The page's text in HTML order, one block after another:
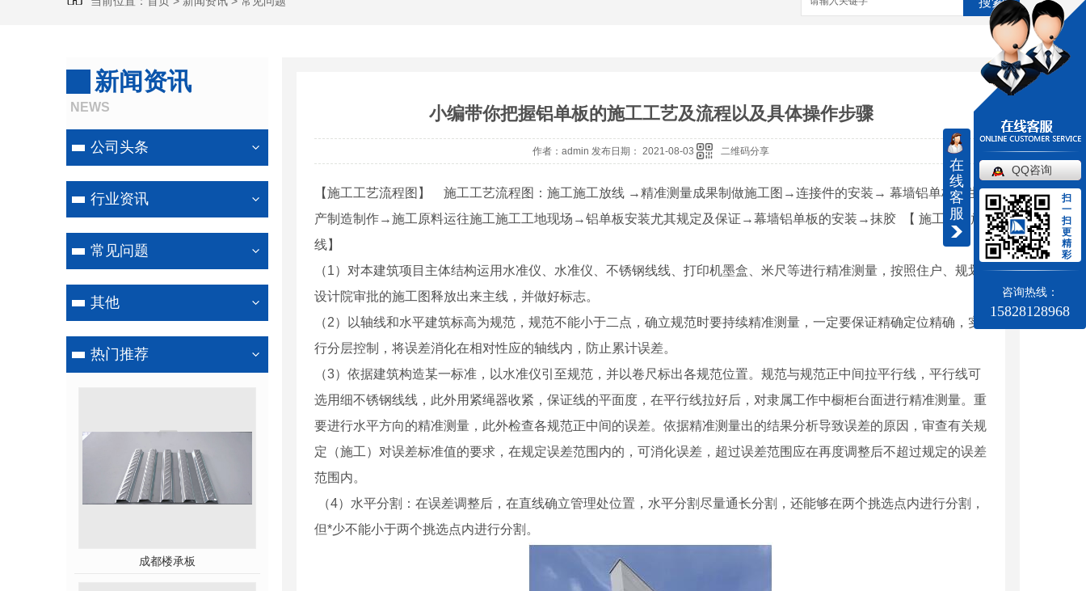
新闻资讯
NEWS
公司头条
行业资讯
常见问题
其他
热门推荐
成都楼承板
小编带你把握铝单板的施工工艺及流程以及具体操作步骤
作者：admin 发布日期： 2021-08-03 二维码分享
【施工工艺流程图】 施工工艺流程图：施工施工放线 →精准测量成果制做施工图→连接件的安装→ 幕墙铝单板的生
产制造制作→施工原料运往施工施工工地现场→铝单板安装尤其规定及保证→幕墙铝单板的安装→抹胶 【 施工施工放
线】
（1）对本建筑项目主体结构运用水准仪、水准仪、不锈钢线线、打印机墨盒、米尺等进行精准测量，按照住户、规划
设计院审批的施工图释放出来主线，并做好标志。
（2）以轴线和水平建筑标高为规范，规范不能小于二点，确立规范时要持续精准测量，一定要保证精确定位精确，实
行分层控制，将误差消化在相对性应的轴线内，防止累计误差。
（3）依据建筑构造某一标准，以水准仪引至规范，并以卷尺标出各规范位置。规范与规范正中间拉平行线，平行线可
选用细不锈钢线线，此外用紧绳器收紧，保证线的平面度，在平行线拉好后，对隶属工作中橱柜台面进行精准测量。重
要进行水平方向的精准测量，此外检查各规范正中间的误差。依据精准测量出的结果分析导致误差的原因，审查有关规
定（施工）对误差标准值的要求，在规定误差范围内的，可消化误差，超过误差范围应在再度调整后不超过规定的误差
范围内。
（4）水平分割：在误差调整后，在直线确立管理处位置，水平分割尽量通长分割，还能够在两个挑选点内进行分割，
但*少不能小于两个挑选点内进行分割。
在
线
客
服
QQ咨询
扫
一
扫
更
精
彩
咨询热线：
15828128968